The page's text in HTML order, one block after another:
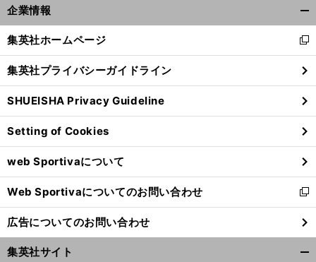
前
企業情報
閉
る
集英社ホームページ
新
し
い
ウ
ィ
ン
ド
ウ
で
開
く
集英社プライバシーガイドライン
SHUEISHA Privacy Guideline
Setting of Cookies
web Sportivaについて
Web Sportivaについてのお問い合わせ
新
し
い
ウ
ィ
広告についてのお問い合わせ
集英社サイト